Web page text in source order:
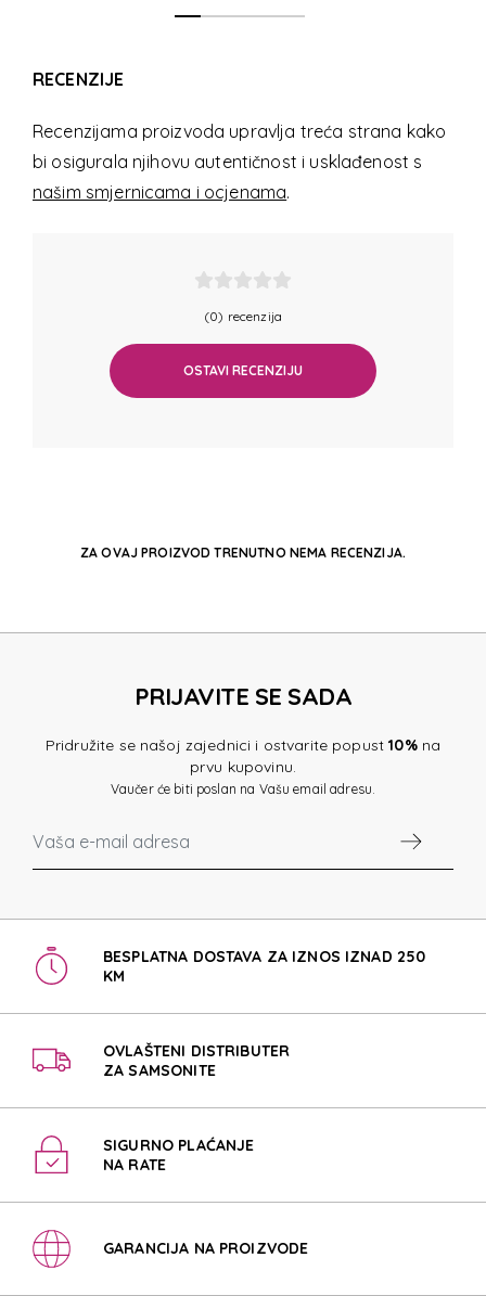
RECENZIJE
Recenzijama proizvoda upravlja treća strana kako
bi osigurala njihovu autentičnost i usklađenost s
našim smjernicama i ocjenama.
(0) recenzija
OSTAVI RECENZIJU
ZA OVAJ PROIZVOD TRENUTNO NEMA RECENZIJA.
PRIJAVITE SE SADA
Pridružite se našoj zajednici i ostvarite popust10%na
prvu kupovinu.
Vaučer će biti poslan na Vašu email adresu.
BESPLATNA DOSTAVA ZA IZNOS IZNAD 250
KM
OVLAŠTENI DISTRIBUTER
ZA SAMSONITE
SIGURNO PLAĆANJE
NA RATE
GARANCIJA NA PROIZVODE